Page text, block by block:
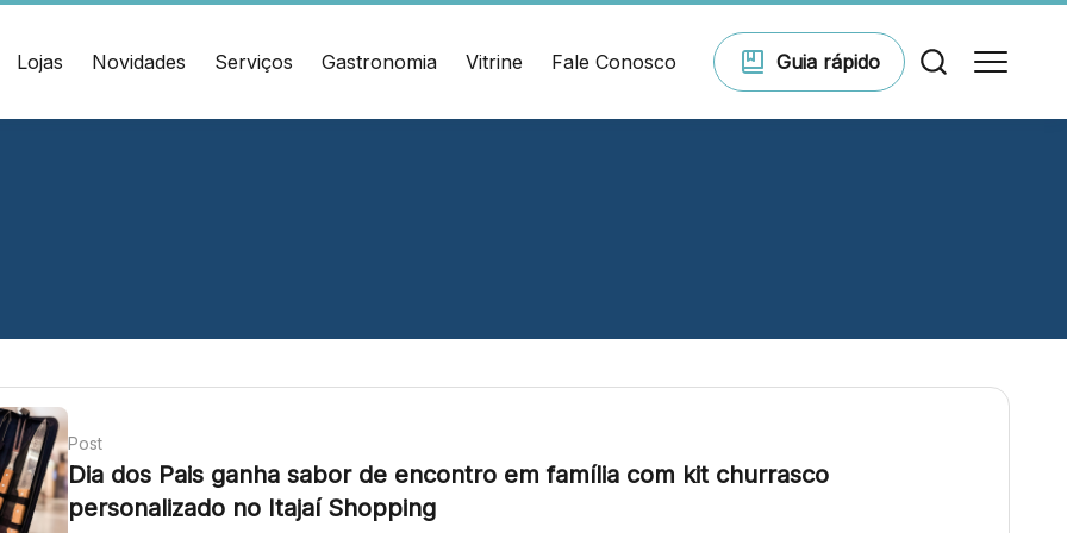
Lojas Novidades Serviços Gastronomia Vitrine Fale Conosco Guia rápido
Uber
Cinema
Vitrine virtual
Post
Dia dos Pais ganha sabor de encontro em família com kit churrasco
personalizado no Itajaí Shopping